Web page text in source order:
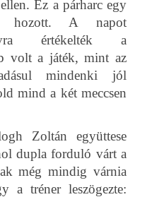
Ez a párharc egy
hozott. A napot
értékelték a
volt a játék, mint az
mindenki jól
mind a két meccsen
Zoltán együttese
dupla forduló várt a
még mindig várnia
a tréner leszögezte: